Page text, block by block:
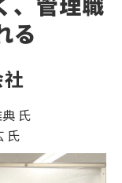
る
氏
氏